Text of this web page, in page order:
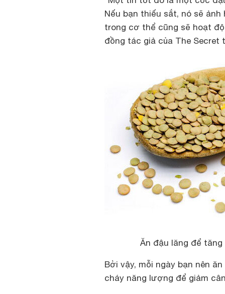
Nếu bạn thiếu sắt, nó sẽ
trong cơ thể cũng sẽ hoạt
đồng tác giả của The Secret
Ăn đậu lăng để
Bởi vậy, mỗi ngày bạn nên
cháy năng lượng để giảm